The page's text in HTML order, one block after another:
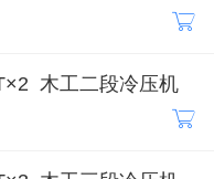
木工二段冷压机